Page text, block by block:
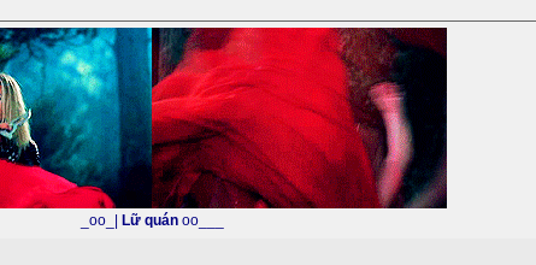
_oo_| Lữ quán oo___